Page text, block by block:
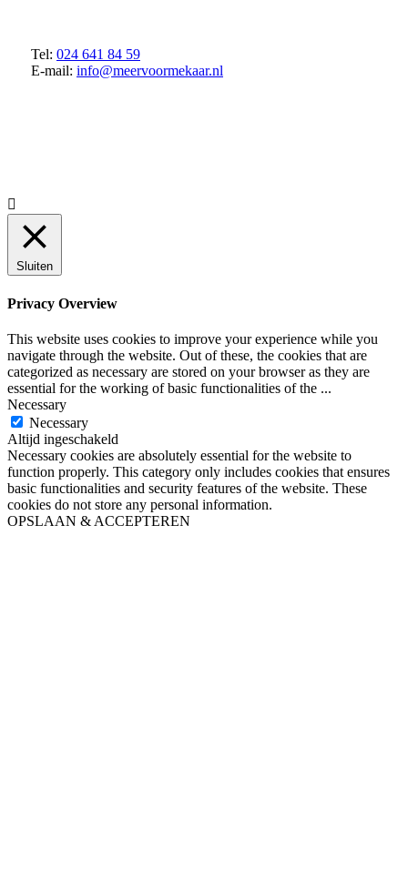
Tel: 024 641 84 59
E-mail: info@meervoormekaar.nl

Sluiten
Privacy Overview
This website uses cookies to improve your experience while you
navigate through the website. Out of these, the cookies that are
categorized as necessary are stored on your browser as they are
essential for the working of basic functionalities of the ...
Necessary
Necessary
Altijd ingeschakeld
Necessary cookies are absolutely essential for the website to
function properly. This category only includes cookies that ensures
basic functionalities and security features of the website. These
cookies do not store any personal information.
OPSLAAN & ACCEPTEREN